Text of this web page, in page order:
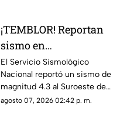
¡TEMBLOR! Reportan
sismo en
MAPASTEPEC, Chiapas,
hoy 7 de agosto del
2026
El Servicio Sismológico
Nacional reportó un sismo de
magnitud 4.3 al Suroeste de
MAPASTEPEC, Chiapas. Aquí
agosto 07, 2026 02:42 p. m.